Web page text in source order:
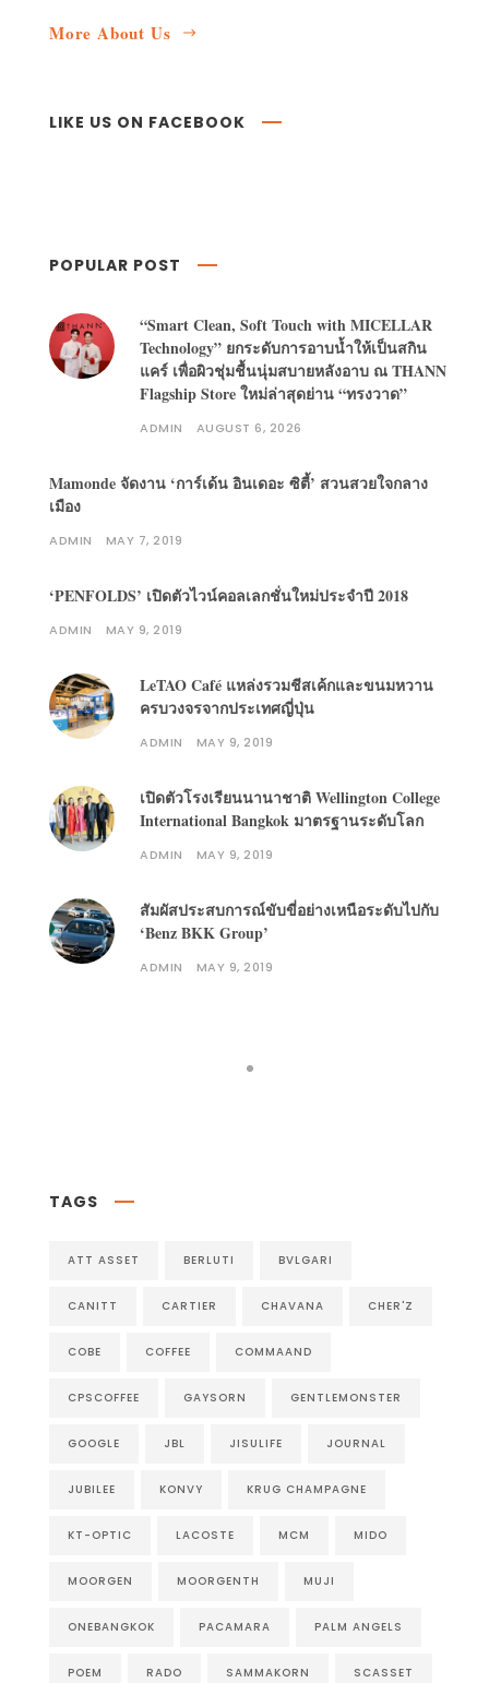
More About Us
LIKE US ON FACEBOOK
POPULAR POST
“Smart Clean, Soft Touch with MICELLAR
Technology” ยกระดับการอาบน้ำให้เป็นสกิน
แคร์ เพื่อผิวชุ่มชื้นนุ่มสบายหลังอาบ ณ THANN
Flagship Store ใหม่ล่าสุดย่าน “ทรงวาด”
ADMIN AUGUST 6, 2026
Mamonde จัดงาน ‘การ์เด้น อินเดอะ ซิตี้’ สวนสวยใจกลาง
เมือง
ADMIN MAY 7, 2019
‘PENFOLDS’ เปิดตัวไวน์คอลเลกชั่นใหม่ประจำปี 2018
ADMIN MAY 9, 2019
LeTAO Café แหล่งรวมชีสเค้กและขนมหวาน
ครบวงจรจากประเทศญี่ปุ่น
ADMIN MAY 9, 2019
เปิดตัวโรงเรียนนานาชาติ Wellington College
International Bangkok มาตรฐานระดับโลก
ADMIN MAY 9, 2019
สัมผัสประสบการณ์ขับขี่อย่างเหนือระดับไปกับ
‘Benz BKK Group’
ADMIN MAY 9, 2019
TAGS
ATT ASSET BERLUTI BVLGARI
CANITT CARTIER CHAVANA CHER'Z
COBE COFFEE COMMAAND
CPSCOFFEE GAYSORN GENTLEMONSTER
GOOGLE JBL JISULIFE JOURNAL
JUBILEE KONVY KRUG CHAMPAGNE
KT-OPTIC LACOSTE MCM MIDO
MOORGEN MOORGENTH MUJI
ONEBANGKOK PACAMARA PALM ANGELS
POEM RADO SAMMAKORN SCASSET